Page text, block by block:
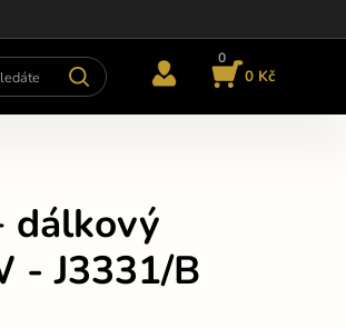
0
0 Kč
dálkový
- J3331/B